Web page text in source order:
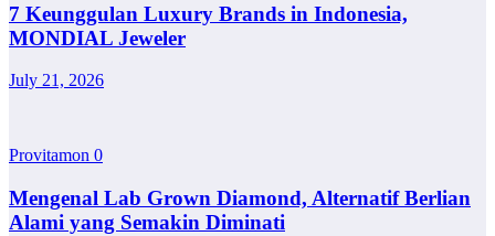
7 Keunggulan Luxury Brands in Indonesia,
MONDIAL Jeweler
July 21, 2026
Provitamon 0
Mengenal Lab Grown Diamond, Alternatif Berlian
Alami yang Semakin Diminati